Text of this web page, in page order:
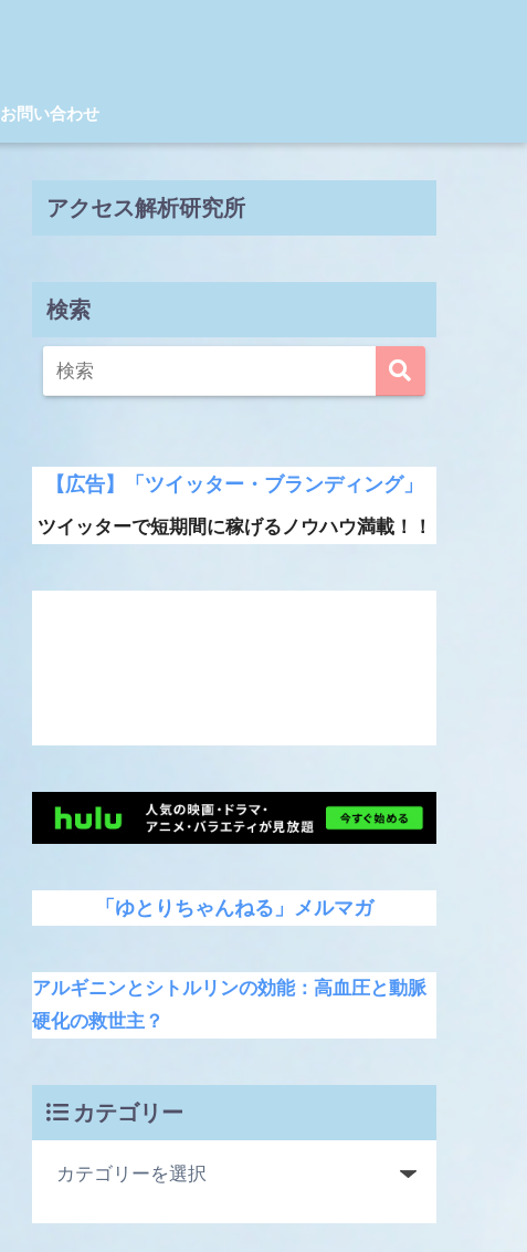
お問い合わせ
アクセス解析研究所
検索
【広告】「ツイッター・ブランディング」
ツイッターで短期間に稼げるノウハウ満載！！
「ゆとりちゃんねる」メルマガ
アルギニンとシトルリンの効能：高血圧と動脈
硬化の救世主？
カテゴリー